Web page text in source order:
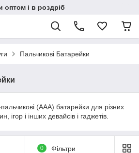
оптом і в роздріб
Пальчикові Батарейки
пальчикові (ААА) батарейки для різних
ігор і інших девайсів і гаджетів.
0 Фільтри